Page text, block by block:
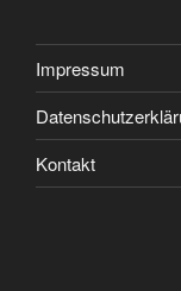
Impressum
Kontakt